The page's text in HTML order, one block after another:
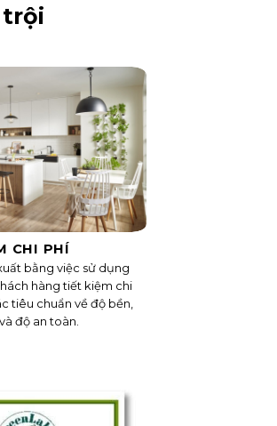
trội
CHI PHÍ
bằng việc sử dụng
hàng tiết kiệm chi
tiêu chuẩn về độ bền,
độ an toàn.